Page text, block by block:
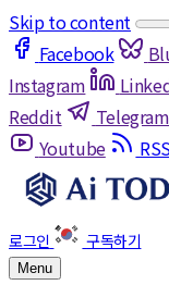
Skip to content
Facebook
Instagram
Reddit
Telegram
Youtube
Menu